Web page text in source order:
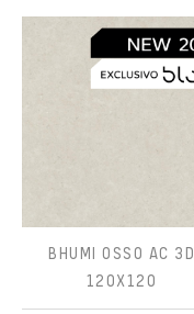
BHUMI OSSO AC 3D
120X120